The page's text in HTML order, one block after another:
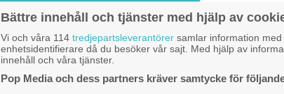
Bättre innehåll och tjänster med hjälp av
Vi och våra 114 tredjepartsleverantörer samlar information
enhetsidentifierare då du besöker vår sajt. Med hjälp av
innehåll och våra tjänster.
Pop Media och dess partners kräver samtycke för